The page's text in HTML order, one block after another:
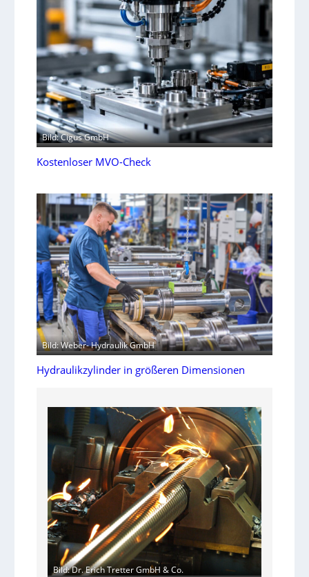
Bild: Cigus GmbH
Kostenloser MVO-Check
Bild: Weber- Hydraulik GmbH
Hydraulikzylinder in größeren Dimensionen
Bild: Dr. Erich Tretter GmbH & Co.